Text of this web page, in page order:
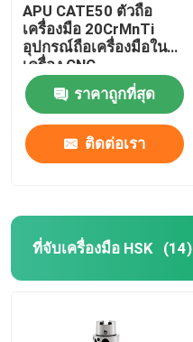
APU CATE50 ตัวถือ
เครื่องมือ 20CrMnTi
อุปกรณ์ถือเครื่องมือใน
เครื่อง CNC
ราคาถูกที่สุด
ติดต่อเรา
ที่จับเครื่องมือ HSK (14)